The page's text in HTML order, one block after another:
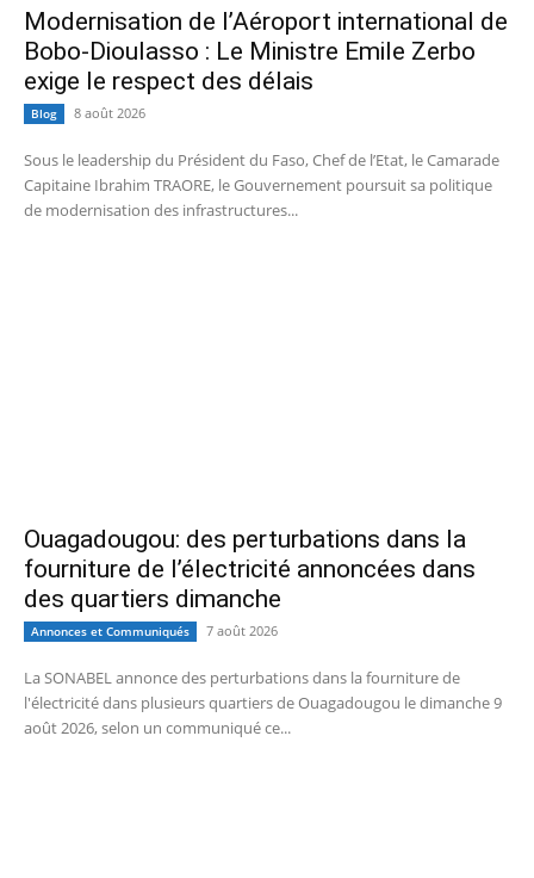
Modernisation de l’Aéroport international de
Bobo-Dioulasso : Le Ministre Emile Zerbo
exige le respect des délais
Blog 8 août 2026
Sous le leadership du Président du Faso, Chef de l’Etat, le Camarade
Capitaine Ibrahim TRAORE, le Gouvernement poursuit sa politique
de modernisation des infrastructures...
Ouagadougou: des perturbations dans la
fourniture de l’électricité annoncées dans
des quartiers dimanche
Annonces et Communiqués 7 août 2026
La SONABEL annonce des perturbations dans la fourniture de
l'électricité dans plusieurs quartiers de Ouagadougou le dimanche 9
août 2026, selon un communiqué ce...